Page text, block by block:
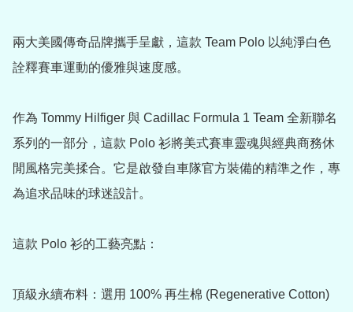
兩大美國傳奇品牌攜手呈獻，這款 Team Polo 以純淨白色
詮釋賽車運動的優雅與速度感。
作為 Tommy Hilfiger 與 Cadillac Formula 1 Team 全新聯名
系列的一部分，這款 Polo 衫將美式賽車靈魂與經典商務休
閒風格完美揉合。它是啟發自車隊官方裝備的精準之作，專
為追求品味的球迷設計。
這款 Polo 衫的工藝亮點：
頂級永續布料：選用 100% 再生棉 (Regenerative Cotton)